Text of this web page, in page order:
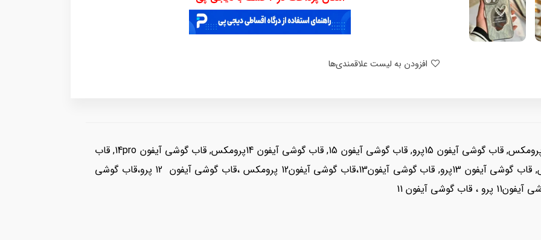
خرید قاب گوشی آیفون, قاب گوشی آیفون 15پرومکس, قاب گوشی آیفون 15پرو, قاب گوشی آیفون 15, قاب گوشی آیفون 14پرومکس, قاب گوشی آیفون 14pro, قاب
گوشی آیفون 14, قاب گوشی آیفون 13پرومکس, قاب گوشی آیفون 13پرو, قاب گوشی آیفون13،قاب گوشی آیفون12 پرومکس ،قاب گوشی آیفون 12 پرو،قاب گوشی